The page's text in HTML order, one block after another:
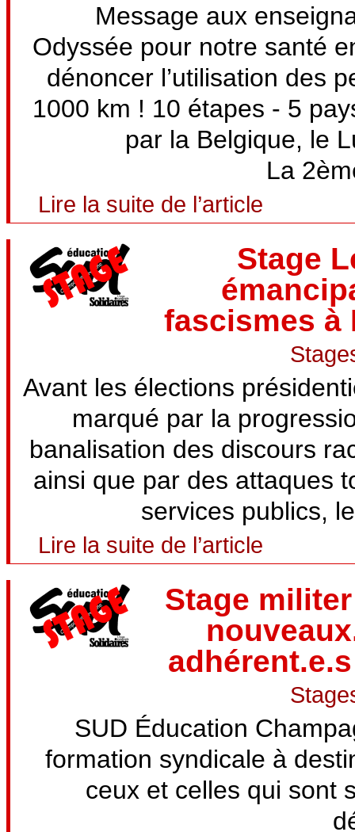
Message aux
Odyssée pour notre santé
dénoncer l’utilisation des
1000 km ! 10 étapes - 5
par la Belgique, le
La
Lire la suite de l’article
Stage
fascismes à
Avant les élections
marqué par la
banalisation des discours
ainsi que par des attaques
services publics,
Lire la suite de l’article
Stage
SUD Éducation
formation syndicale à
ceux et celles qui sont